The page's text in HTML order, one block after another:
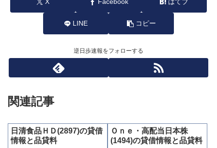
LINE コピー
逆日歩速報をフォローする
関連記事
日清食品ＨＤ(2897)の貸借
情報と品貸料
Ｏｎｅ・高配当日本株
(1494)の貸借情報と品貸料